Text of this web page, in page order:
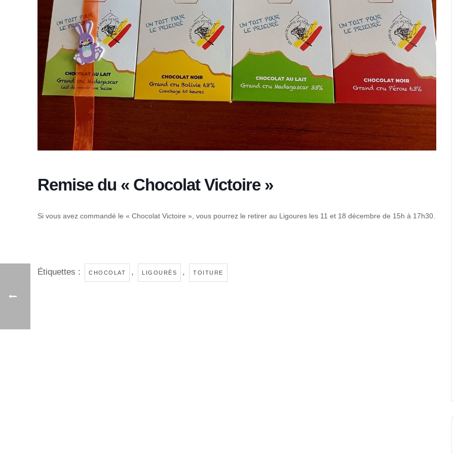
Remise du « Chocolat Victoire »
Si vous avez commandé le « Chocolat Victoire », vous pourrez le retirer au Ligoures les 11 et 18 décembre de 15h à 17h30.
Étiquettes : CHOCOLAT , LIGOURÈS , TOITURE